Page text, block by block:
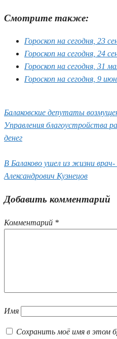
Смотрите также:
Гороскоп на сегодня, 23
Гороскоп на сегодня, 24
Гороскоп на сегодня, 31
Гороскоп на сегодня, 9
Балаковские депутаты
Управления благоустройства
денег
В Балаково ушел из жизни
Александрович Кузнецов
Добавить комментарий
Комментарий *
Имя
Сохранить моё имя в этом